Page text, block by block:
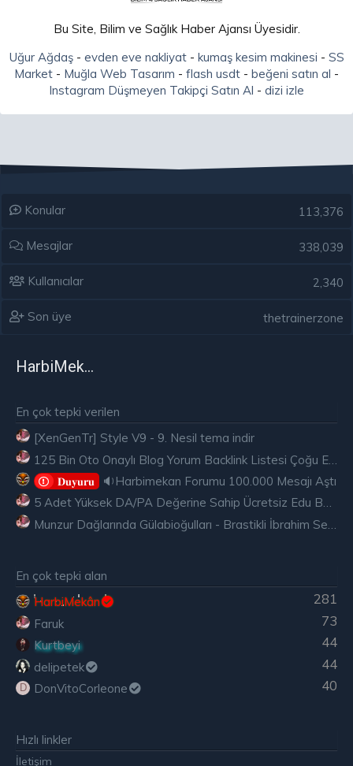
Bu Site, Bilim ve Sağlık Haber Ajansı Üyesidir.
Uğur Ağdaş- evden eve nakliyat- kumaş kesim makinesi - SS
Market - Muğla Web Tasarım - flash usdt - beğeni satın al -
Instagram Düşmeyen Takipçi Satın Al - dizi izle
Konular 113,376
Mesajlar 338,039
Kullanıcılar 2,340
Son üye thetrainerzone
HarbiMekân
En çok tepki verilen
[XenGenTr] Style V9 - 9. Nesil tema indir
𝐃𝐮𝐲𝐮𝐫𝐮
🔉Harbimekan Forumu 100.000 Mesajı Aştı
5 Adet Yüksek DA/PA Değerine Sahip Ücretsiz Edu Backlink
En çok tepki alan
281
HarbiMekân
73
Faruk
44
Kurtbeyi
44
delipetek
D 40
DonVitoCorleone
Hızlı linkler
İletişim